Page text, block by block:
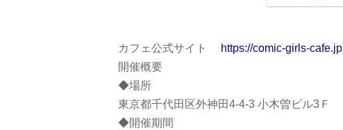
カフェ公式サイト
https://comic-girls-cafe.jp
開催概要
◆場所
東京都千代田区外神田4-4-3 小木曽ビル3Ｆ
◆開催期間